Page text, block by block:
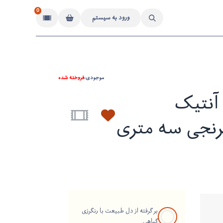
ورود به سیستم
0
موجودی:فروخته شده
سه متری
بر گرفته از دل طبیعت با رنگرزی